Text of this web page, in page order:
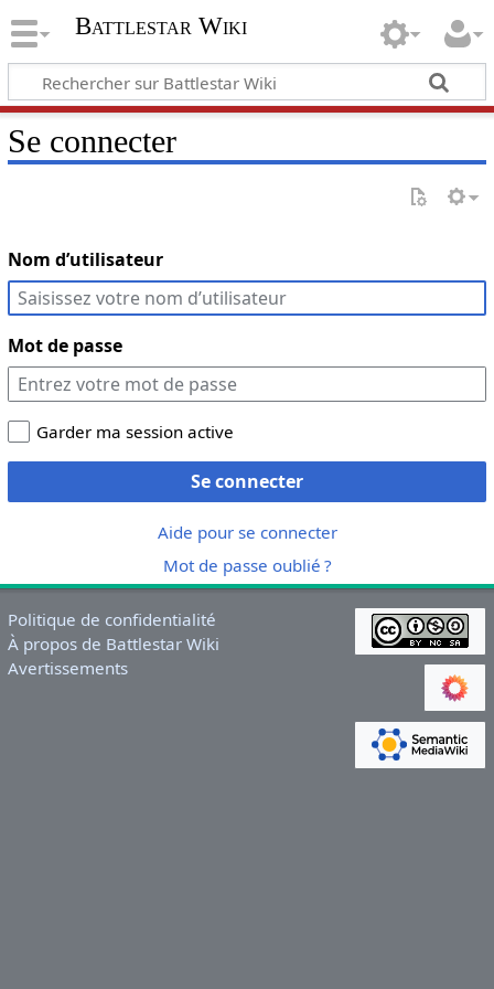
Battlestar Wiki
Se connecter
Nom d’utilisateur
Mot de passe
Garder ma session active
Se connecter
Aide pour se connecter
Mot de passe oublié ?
Politique de confidentialité
À propos de Battlestar Wiki
Avertissements